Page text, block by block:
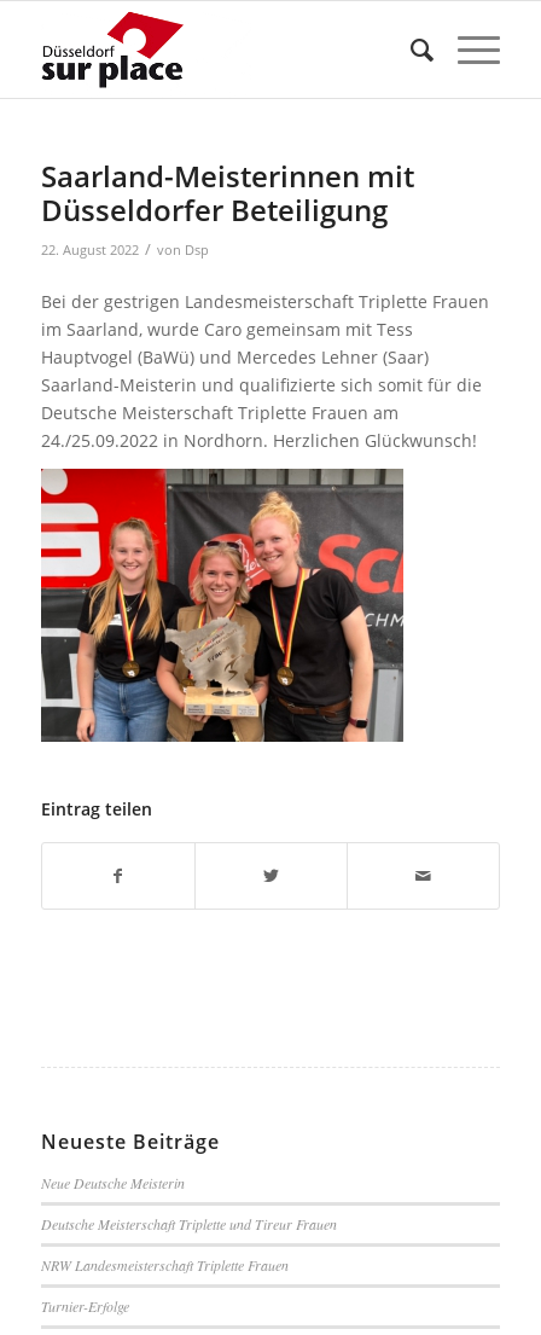
Saarland-Meisterinnen mit
Düsseldorfer Beteiligung
22. August 2022 / von Dsp
Bei der gestrigen Landesmeisterschaft Triplette Frauen
im Saarland, wurde Caro gemeinsam mit Tess
Hauptvogel (BaWü) und Mercedes Lehner (Saar)
Saarland-Meisterin und qualifizierte sich somit für die
Deutsche Meisterschaft Triplette Frauen am
24./25.09.2022 in Nordhorn. Herzlichen Glückwunsch!
Eintrag teilen
Neueste Beiträge
Neue Deutsche Meisterin
Deutsche Meisterschaft Triplette und Tireur Frauen
NRW Landesmeisterschaft Triplette Frauen
Turnier-Erfolge